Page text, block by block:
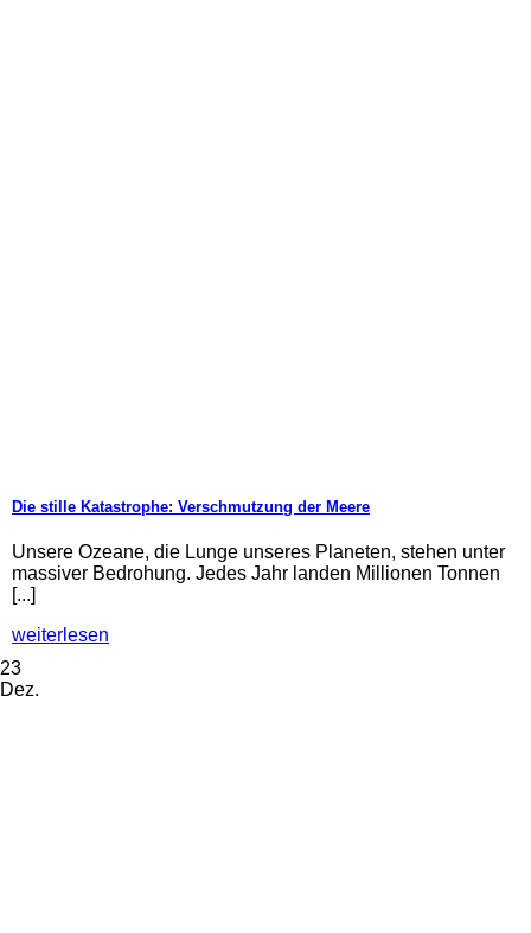
Die stille Katastrophe: Verschmutzung der Meere
Unsere Ozeane, die Lunge unseres Planeten, stehen unter
massiver Bedrohung. Jedes Jahr landen Millionen Tonnen
[...]
weiterlesen
23
Dez.